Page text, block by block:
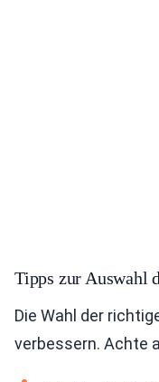
Tipps zur Auswahl
Die Wahl der
verbessern. Achte